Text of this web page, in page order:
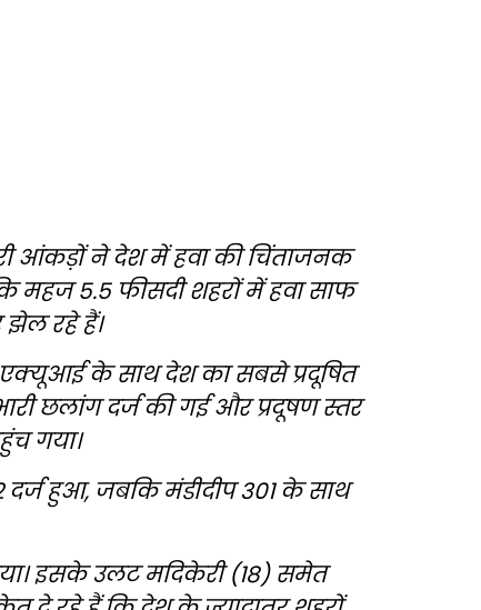
आंकड़ों ने देश में हवा की चिंताजनक
महज 5.5 फीसदी शहरों में हवा साफ
झेल रहे हैं।
के साथ देश का सबसे प्रदूषित
छलांग दर्ज की गई और प्रदूषण स्तर
गया।
हुआ, जबकि मंडीदीप 301 के साथ
इसके उलट मदिकेरी (18) समेत